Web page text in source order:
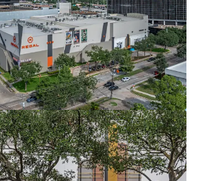
mehr anzeigen